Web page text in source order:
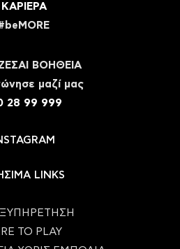
ΚΑΡΙΕΡΑ
ΒΟΗΘΕΙΑ
μαζί μας
28 99 999
LINKS
TO PLAY